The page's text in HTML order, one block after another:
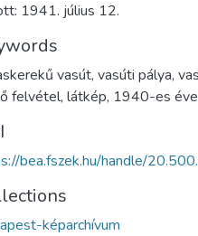
1941. július 12.
vasút, vasúti pálya,
felvétel, látkép, 1940-es
bea.fszek.hu/handle/
képarchívum